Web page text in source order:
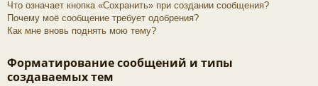
Что означает кнопка «Сохранить» при создании сообщения?
Почему моё сообщение требует одобрения?
Как мне вновь поднять мою тему?
Форматирование сообщений и типы
создаваемых тем